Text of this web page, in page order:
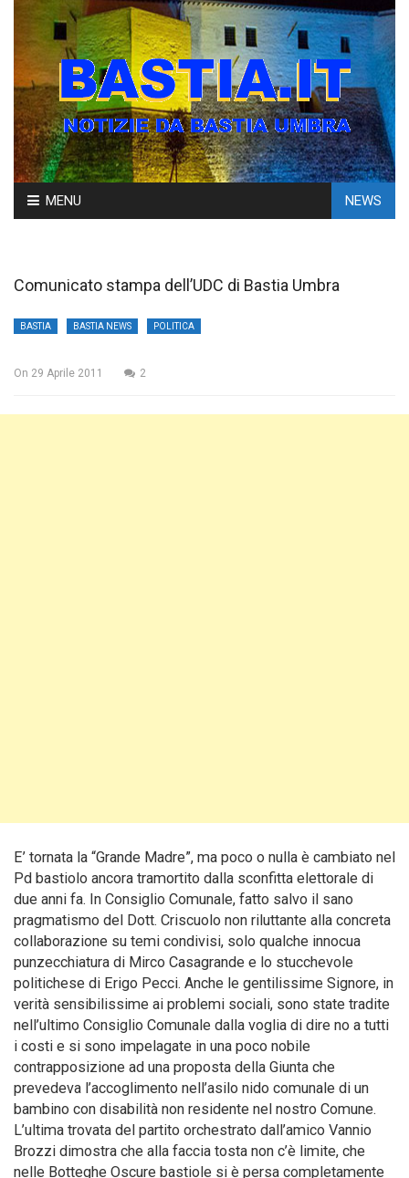
Skip
to
MENU NEWS
Comunicato stampa dell’UDC di Bastia Umbra
BASTIA BASTIA NEWS POLITICA
On 29 Aprile 2011 2
E’ tornata la “Grande Madre”, ma poco o nulla è cambiato nel
Pd bastiolo ancora tramortito dalla sconfitta elettorale di
due anni fa. In Consiglio Comunale, fatto salvo il sano
pragmatismo del Dott. Criscuolo non riluttante alla concreta
collaborazione su temi condivisi, solo qualche innocua
punzecchiatura di Mirco Casagrande e lo stucchevole
politichese di Erigo Pecci. Anche le gentilissime Signore, in
verità sensibilissime ai problemi sociali, sono state tradite
nell’ultimo Consiglio Comunale dalla voglia di dire no a tutti
i costi e si sono impelagate in una poco nobile
contrapposizione ad una proposta della Giunta che
prevedeva l’accoglimento nell’asilo nido comunale di un
bambino con disabilità non residente nel nostro Comune.
L’ultima trovata del partito orchestrato dall’amico Vannio
Brozzi dimostra che alla faccia tosta non c’è limite, che
nelle Botteghe Oscure bastiole si è persa completamente